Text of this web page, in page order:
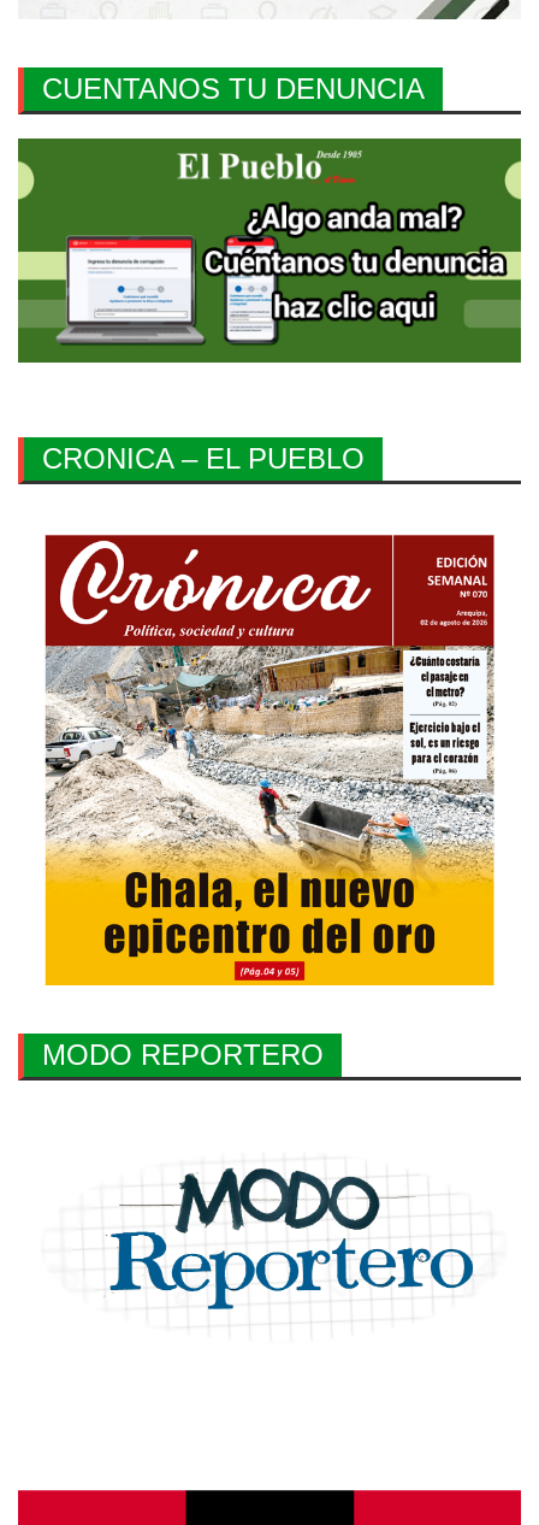
CUENTANOS TU DENUNCIA
CRONICA – EL PUEBLO
MODO REPORTERO